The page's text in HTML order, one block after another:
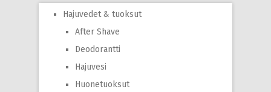
Hajuvedet & tuoksut
After Shave
Deodorantti
Hajuvesi
Huonetuoksut